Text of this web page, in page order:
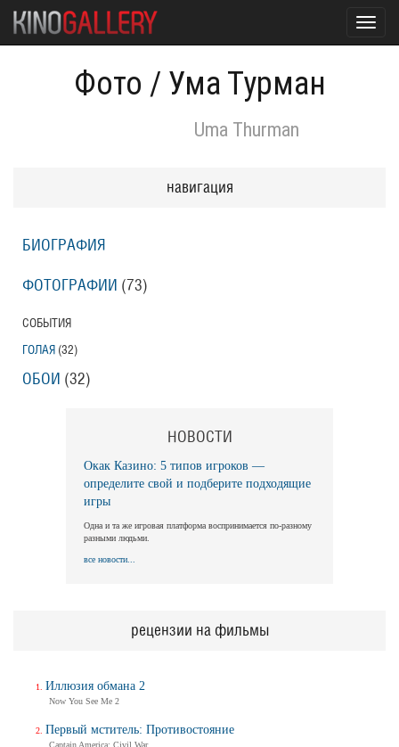
Фото / Ума Турман
Uma Thurman
навигация
БИОГРАФИЯ
ФОТОГРАФИИ (73)
СОБЫТИЯ
ГОЛАЯ (32)
ОБОИ (32)
НОВОСТИ
Окак Казино: 5 типов игроков —
определите свой и подберите подходящие
игры
Одна и та же игровая платформа воспринимается по-разному
разными людьми.
все новости...
рецензии на фильмы
Иллюзия обмана 2
Now You See Me 2
Первый мститель: Противостояние
Captain America: Civil War